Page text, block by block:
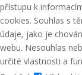
přístupu k
cookies. Souhlas s
údaje, jako je
webu. Nesouhlas
určité vlastnosti a